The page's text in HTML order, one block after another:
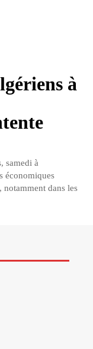
à
samedi à
économiques
notamment dans les